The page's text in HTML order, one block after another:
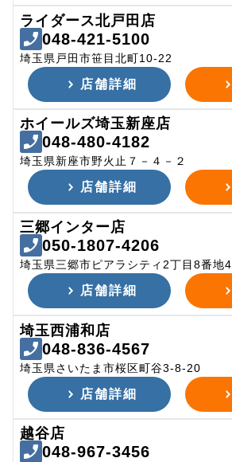
ライダース北戸田店
048-421-5100
埼玉県戸田市笹目北町10-22
店舗詳細
ホイールズ埼玉新座店
048-480-4182
埼玉県新座市野火止７－４－２
店舗詳細
三郷インター店
050-1807-4206
埼玉県三郷市ピアラシティ2丁目8番地4
店舗詳細
埼玉西浦和店
048-836-4567
埼玉県さいたま市桜区町谷3-8-20
店舗詳細
越谷店
048-967-3456